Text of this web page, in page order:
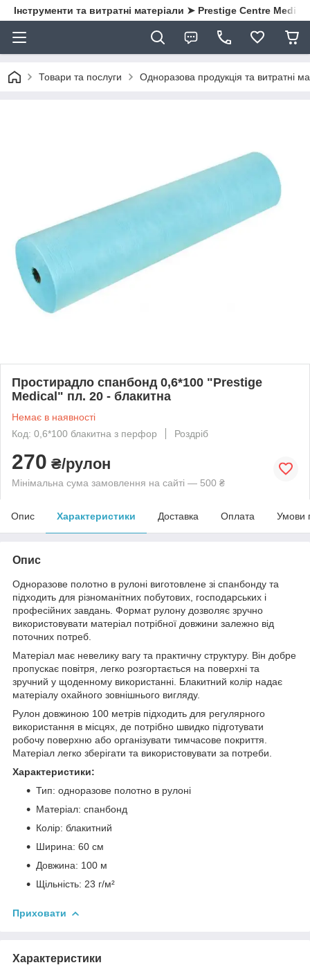
Інструменти та витратні матеріали ➤ Prestige Centre Medical
Товари та послуги Одноразова продукція та витратні
Простирадло спанбонд 0,6*100 "Prestige
Medical" пл. 20 - блакитна
Немає в наявності
Код: 0,6*100 блакитна з перфор
Роздріб
270 ₴/рулон
Мінімальна сума замовлення на сайті — 500 ₴
Опис Характеристики Доставка Оплата Умови
Опис
Одноразове полотно в рулоні виготовлене зі спанбонду та
підходить для різноманітних побутових, господарських і
професійних завдань. Формат рулону дозволяє зручно
використовувати матеріал потрібної довжини залежно від
поточних потреб.
Матеріал має невелику вагу та практичну структуру. Він добре
пропускає повітря, легко розгортається на поверхні та
зручний у щоденному використанні. Блакитний колір надає
матеріалу охайного зовнішнього вигляду.
Рулон довжиною 100 метрів підходить для регулярного
використання в місцях, де потрібно швидко підготувати
робочу поверхню або організувати тимчасове покриття.
Матеріал легко зберігати та використовувати за потреби.
Характеристики:
Тип: одноразове полотно в рулоні
Матеріал: спанбонд
Колір: блакитний
Ширина: 60 см
Довжина: 100 м
Щільність: 23 г/м²
Приховати
Характеристики